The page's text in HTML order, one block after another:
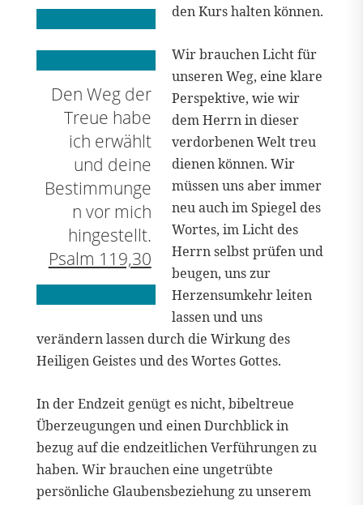
den Kurs halten können.
Den Weg der
Treue habe
ich erwählt
und deine
Bestimmunge
n vor mich
hingestellt.
Psalm 119,30
Wir brauchen Licht für
unseren Weg, eine klare
Perspektive, wie wir
dem Herrn in dieser
verdorbenen Welt treu
dienen können. Wir
müssen uns aber immer
neu auch im Spiegel des
Wortes, im Licht des
Herrn selbst prüfen und
beugen, uns zur
Herzensumkehr leiten
lassen und uns
verändern lassen durch die Wirkung des
Heiligen Geistes und des Wortes Gottes.
In der Endzeit genügt es nicht, bibeltreue
Überzeugungen und einen Durchblick in
bezug auf die endzeitlichen Verführungen zu
haben. Wir brauchen eine ungetrübte
persönliche Glaubensbeziehung zu unserem